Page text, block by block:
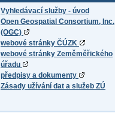
Vyhledávací služby - úvod
Open Geospatial Consortium, Inc.
(OGC)
webové stránky ČÚZK
webové stránky Zeměměřického
úřadu
předpisy a dokumenty
Zásady užívání dat a služeb ZÚ